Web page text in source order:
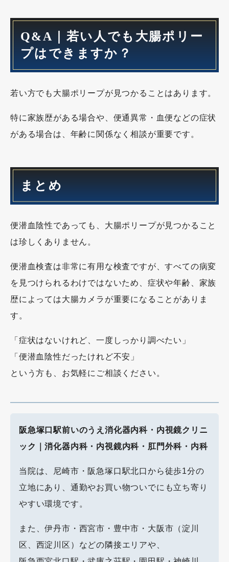
Q&A｜若い人でも大腸ポリー
プはできますか？
若い方でも大腸ポリープが見つかることはあります。
特に家族歴がある場合や、便通異常・血便などの症状
がある場合は、年齢に関係なく相談が重要です。
まとめ
便潜血陰性であっても、大腸ポリープが見つかること
は珍しくありません。
便潜血検査は非常に有用な検査ですが、すべての病変
を見つけられるわけではないため、症状や年齢、家族
歴によっては大腸カメラが重要になることがありま
す。
「症状はないけれど、一度しっかり調べたい」
「便潜血陰性だったけれど不安」
という方も、お気軽にご相談ください。
阪急塚口駅前いのうえ消化器内科・内視鏡クリニ
ック｜消化器内科・内視鏡内科・肛門外科・内科
当院は、尼崎市・阪急塚口駅北口から徒歩1分の
立地にあり、通勤やお買い物ついでにも立ち寄り
やすい環境です。
また、伊丹市・西宮市・豊中市・大阪市（淀川
区、西淀川区）などの隣接エリアや、